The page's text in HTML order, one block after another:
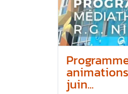
juin...